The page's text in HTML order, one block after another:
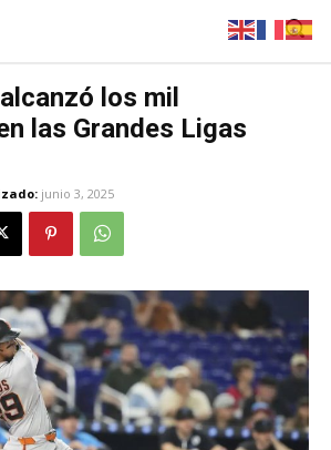
los mil
las Grandes Ligas
junio 3, 2025